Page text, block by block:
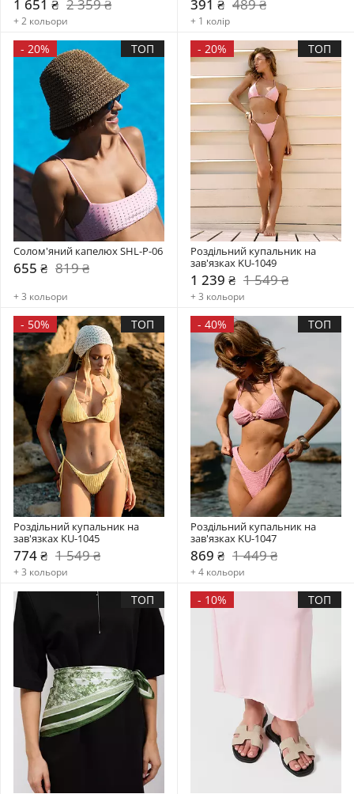
1 651 ₴ 2 359 ₴
+ 2 кольори
391 ₴ 489 ₴
+ 1 колір
- 20% ТОП
Солом'яний капелюх SHL-P-06
655 ₴ 819 ₴
+ 3 кольори
- 20% ТОП
Роздільний купальник на
зав'язках KU-1049
1 239 ₴ 1 549 ₴
+ 3 кольори
- 50% ТОП
Роздільний купальник на
зав'язках KU-1045
774 ₴ 1 549 ₴
+ 3 кольори
- 40% ТОП
Роздільний купальник на
зав'язках KU-1047
869 ₴ 1 449 ₴
+ 4 кольори
ТОП - 10% ТОП